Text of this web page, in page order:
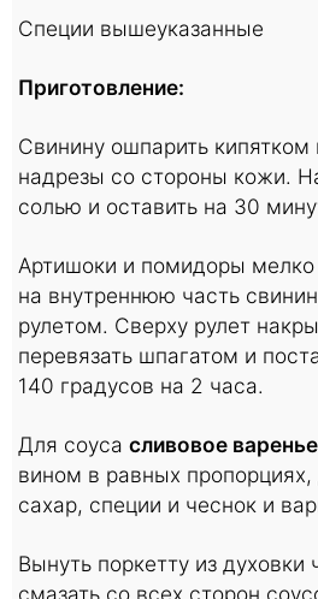
Специи вышеуказанные
Приготовление:
Свинину ошпарить кипятком
надрезы со стороны кожи.
солью и оставить на 30
Артишоки и помидоры мелко
на внутреннюю часть
рулетом. Сверху рулет
перевязать шпагатом и
140 градусов на 2 часа.
Для соуса сливовое
вином в равных пропорциях,
сахар, специи и чеснок и
Вынуть поркетту из духовки
смазать со всех сторон